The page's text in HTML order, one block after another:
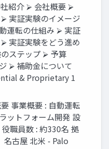
紹介 ⮚ 会社概要 ⮚
実証実験のイメージ
運転の仕組み ⮚ 実証
実証実験をどう進め
ステップ ⮚ 予算
⮚ 補助金について
& Proprietary 1
事業概要 : 自動運転
ットフォーム開発 設
職員数 : 約330名 拠
名古屋 北米 - Palo